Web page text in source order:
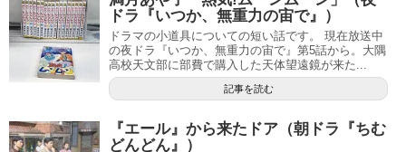
ドラ『いつか、無重力の宙で』）
ドラマの小道具についての短い話です。 現在放送中
の夜ドラ『いつか、無重力の宙で』第5話から。大隅
高校天文部に部費で購入した天体望遠鏡が来た...
記事を読む
『エール』から来たドア（朝ドラ『ちむ
どんどん』）